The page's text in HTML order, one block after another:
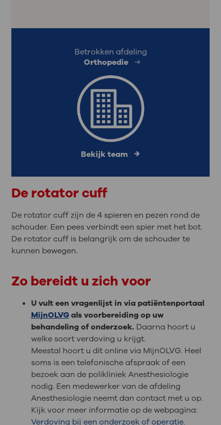
Betrokken afdeling
Orthopedie
Bekijk team
De rotator cuff
De rotator cuff zijn de 4 spieren en pezen rond de
schouder. Een pees verbindt een spier met het bot.
De rotator cuff is belangrijk om de schouder te
kunnen bewegen.
Zo bereidt u zich voor
U vult een vragenlijst in via patiëntenportaal
MijnOLVGals voorbereiding op uw
behandeling of onderzoek.Daarna hoort u
welke soort verdoving u krijgt.
Meestal hoort u dit online via MijnOLVG. Heel
soms is een telefonische afspraak of een
bezoek aan de polikliniek Anesthesiologie
nodig. Een medewerker van de afdeling
Anesthesiologie neemt dan contact met u op.
Kijk voor meer informatie op de webpagina:
Verdoving bij een onderzoek of operatie.